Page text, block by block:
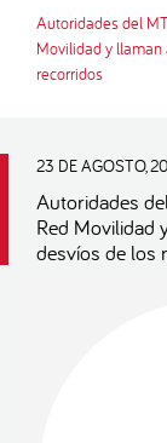
Autoridades del
Movilidad y
recorridos
23 DE AGOSTO,
Autoridades
Red Movilidad
desvíos de los